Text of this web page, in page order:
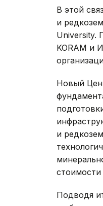
В этой
и
University.
KORAM и
Новый
и
Подводя